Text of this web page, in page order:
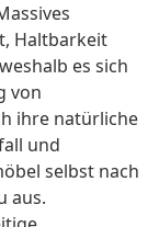
Haltbarkeit
es sich
von
ihre natürliche
und
selbst nach
aus.